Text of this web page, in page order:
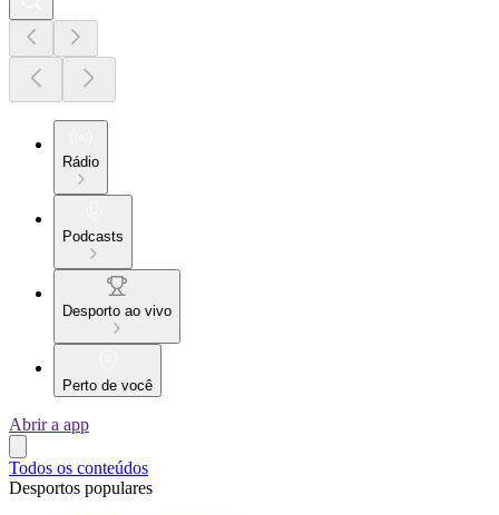
Rádio
Podcasts
Desporto ao vivo
Perto de você
Abrir a app
Todos os conteúdos
Desportos populares